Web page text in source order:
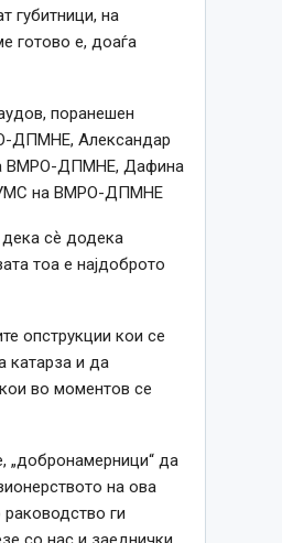
губитници, на
готово е, доаѓа
поранешен
ДПМНЕ, Александар
ВМРО-ДПМНЕ, Дафина
УМС на ВМРО-ДПМНЕ
сѐ додека
тоа е најдоброто
опструкции кои се
катарза и да
во моментов се
„добронамерници“ да
на ова
ги